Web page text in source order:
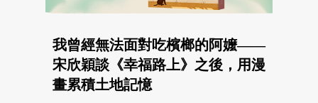
我曾經無法面對吃檳榔的阿嬤——
宋欣穎談《幸福路上》之後，用漫
畫累積土地記憶